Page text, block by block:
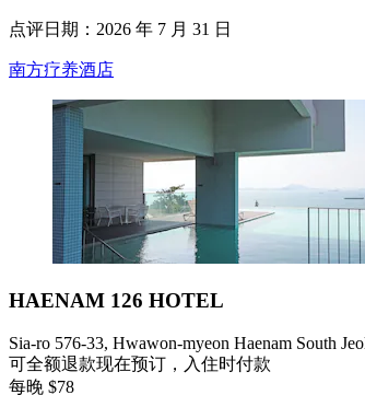
点评日期：2026 年 7 月 31 日
南方疗养酒店
HAENAM 126 HOTEL
Sia-ro 576-33, Hwawon-myeon Haenam South
可全额退款现在预订，入住时付款
每晚 $78